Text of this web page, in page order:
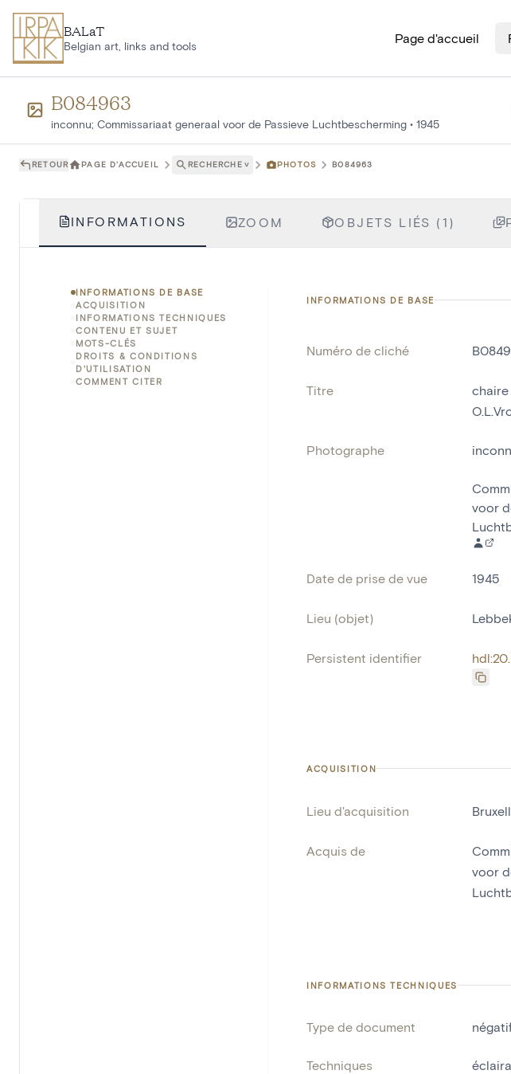
BALaT
Belgian art, links and tools
Page d'accueil
B084963
inconnu; Commissariaat generaal voor de Passieve Luchtbescherming • 1945
RETOUR PAGE D'ACCUEIL RECHERCHE ˅ PHOTOS B084963
INFORMATIONS ZOOM OBJETS LIÉS (1)
INFORMATIONS DE BASE
ACQUISITION
INFORMATIONS TECHNIQUES
CONTENU ET SUJET
MOTS-CLÉS
DROITS & CONDITIONS
D'UTILISATION
COMMENT CITER
INFORMATIONS DE BASE
Numéro de cliché
Titre
Photographe
voor
Date de prise de vue 1945
Lieu (objet)
Persistent identifier
ACQUISITION
Lieu d'acquisition
Acquis de
voor
INFORMATIONS TECHNIQUES
Type de document
Techniques